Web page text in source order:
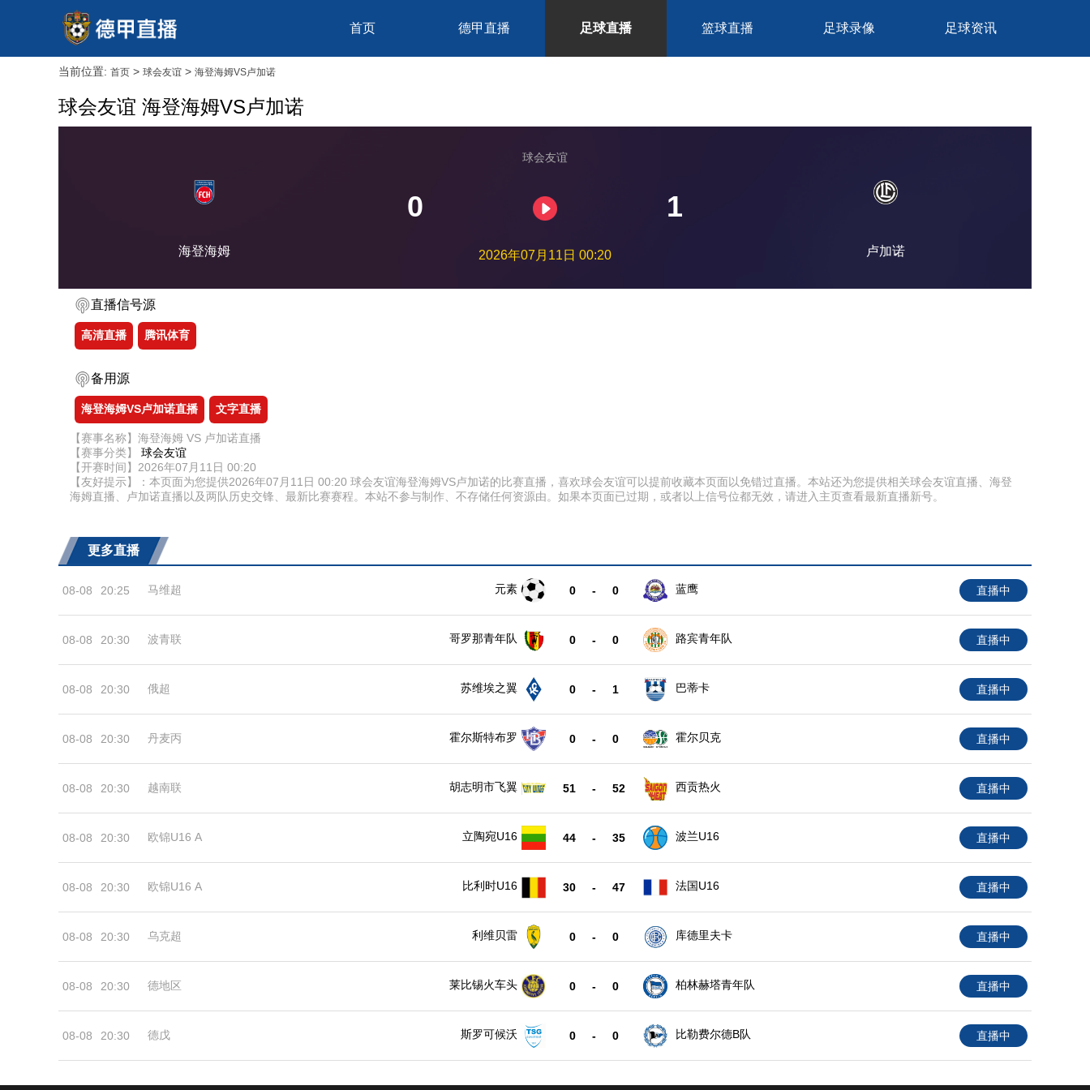
首页 德甲直播 足球直播 篮球直播 足球录像 足球资讯
当前位置: 首页 > 球会友谊 > 海登海姆VS卢加诺
球会友谊 海登海姆VS卢加诺
海登海姆
球会友谊
0 1
2026年07月11日 00:20 卢加诺
直播信号源
高清直播 腾讯体育
备用源
海登海姆VS卢加诺直播 文字直播
【赛事名称】海登海姆 VS 卢加诺直播
【赛事分类】 球会友谊
【开赛时间】2026年07月11日 00:20
【友好提示】：本页面为您提供2026年07月11日 00:20 球会友谊海登海姆VS卢加诺的比赛直播，喜欢球会友谊可以提前收藏本页面以免错过直播。本站还为您提供相关球会友谊直播、海登
海姆直播、卢加诺直播以及两队历史交锋、最新比赛赛程。本站不参与制作、不存储任何资源由。如果本页面已过期，或者以上信号位都无效，请进入主页查看最新直播新号。
更多直播
08-08 20:25 马维超 元素 0 - 0 蓝鹰 直播中
08-08 20:30 波青联 哥罗那青年队 0 - 0 路宾青年队 直播中
08-08 20:30 俄超 苏维埃之翼 0 - 1 巴蒂卡 直播中
08-08 20:30 丹麦丙 霍尔斯特布罗 0 - 0 霍尔贝克 直播中
08-08 20:30 越南联 胡志明市飞翼 51 - 52 西贡热火 直播中
08-08 20:30 欧锦U16 A 立陶宛U16 44 - 35 波兰U16 直播中
08-08 20:30 欧锦U16 A 比利时U16 30 - 47 法国U16 直播中
08-08 20:30 乌克超 利维贝雷 0 - 0 库德里夫卡 直播中
08-08 20:30 德地区 莱比锡火车头 0 - 0 柏林赫塔青年队 直播中
08-08 20:30 德戊 斯罗可候沃 0 - 0 比勒费尔德B队 直播中